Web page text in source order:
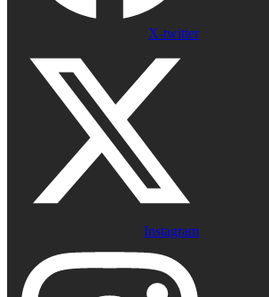
X-twitter
Instagram